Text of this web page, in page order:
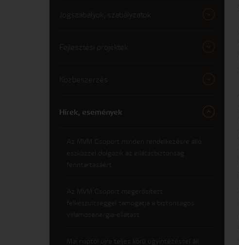
Jogszabályok, szabályzatok
Fejlesztési projektek
Közbeszerzés
Hírek, események
Az MVM Csoport minden rendelkezésre álló
eszközzel dolgozik az ellátásbiztonság
fenntartásáért
Az MVM Csoport megerősített
felkészültséggel támogatja a biztonságos
villamosenergia-ellátást
Mai naptól újra teljes körű ügyintézéssel áll